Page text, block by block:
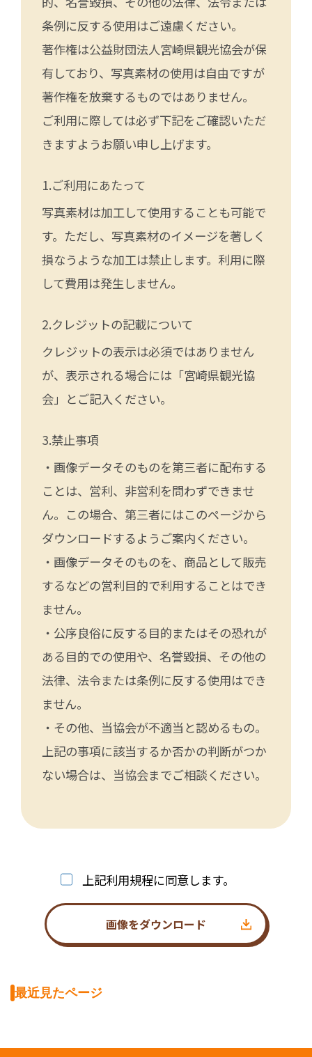
条例に反する使用はご遠慮ください。
著作権は公益財団法人宮崎県観光協会が保
有しており、写真素材の使用は自由ですが
著作権を放棄するものではありません。
ご利用に際しては必ず下記をご確認いただ
きますようお願い申し上げます。
ご利用にあたって
写真素材は加工して使用することも可能で
す。ただし、写真素材のイメージを著しく
損なうような加工は禁止します。利用に際
して費用は発生しません。
クレジットの記載について
クレジットの表示は必須ではありません
が、表示される場合には「宮崎県観光協
会」とご記入ください。
禁止事項
・画像データそのものを第三者に配布する
ことは、営利、非営利を問わずできませ
ん。この場合、第三者にはこのページから
ダウンロードするようご案内ください。
・画像データそのものを、商品として販売
するなどの営利目的で利用することはでき
ません。
・公序良俗に反する目的またはその恐れが
ある目的での使用や、名誉毀損、その他の
法律、法令または条例に反する使用はでき
ません。
・その他、当協会が不適当と認めるもの。
上記の事項に該当するか否かの判断がつか
ない場合は、当協会までご相談ください。
上記利用規程に同意します。
画像をダウンロード
最近見たページ